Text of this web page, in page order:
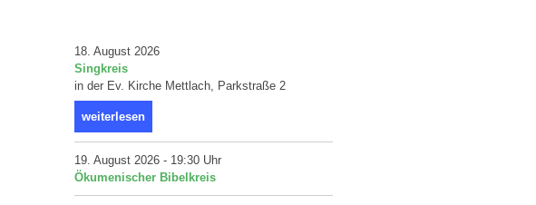
18. August 2026
Singkreis
in der Ev. Kirche Mettlach, Parkstraße 2
weiterlesen
19. August 2026 - 19:30 Uhr
Ökumenischer Bibelkreis